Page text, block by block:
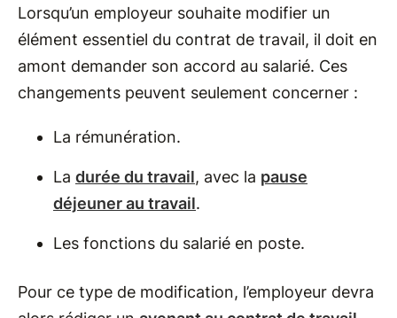
Lorsqu’un employeur souhaite modifier un
élément essentiel du contrat de travail, il doit en
amont demander son accord au salarié. Ces
changements peuvent seulement concerner :
La rémunération.
La durée du travail, avec la pause
déjeuner au travail.
Les fonctions du salarié en poste.
Pour ce type de modification, l’employeur devra